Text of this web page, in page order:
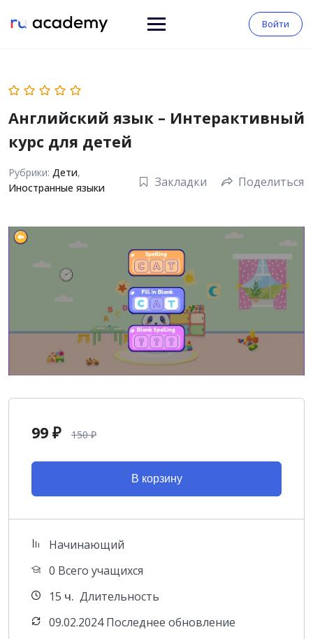
Войти
Английский язык – Интерактивный
курс для детей
Рубрики: Дети,
Иностранные языки
Закладки Поделиться
99 ₽ 150₽
В корзину
Начинающий
0 Всего учащихся
15 ч. Длительность
09.02.2024 Последнее обновление